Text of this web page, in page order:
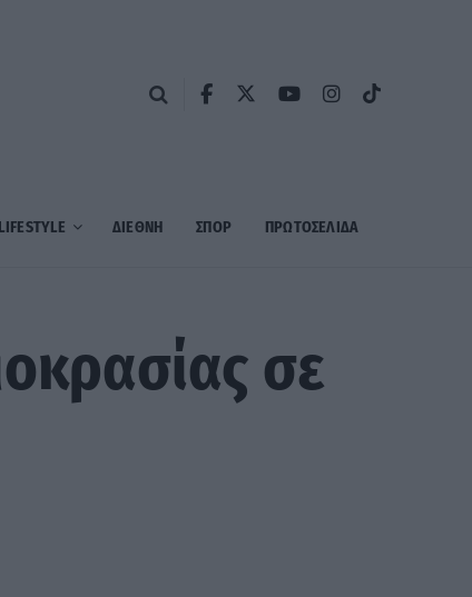
LIFESTYLE ΔΙΕΘΝΗ ΣΠΟΡ ΠΡΩΤΟΣΈΛΙΔΑ
σε